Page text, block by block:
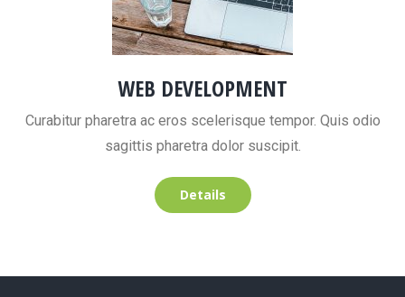
WEB DEVELOPMENT
Curabitur pharetra ac eros scelerisque tempor. Quis odio
sagittis pharetra dolor suscipit.
Details